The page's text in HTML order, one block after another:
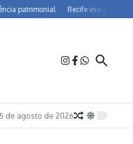
Recife vira polo de
5 de agosto de 2026